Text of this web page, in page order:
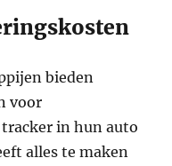
bieden
voor
in hun auto
alles te maken